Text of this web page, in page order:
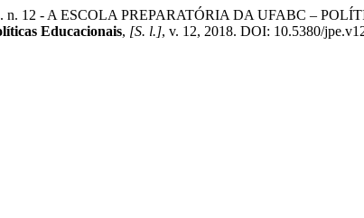
n. 12 - A ESCOLA PREPARATÓRIA DA UFABC –
Educacionais, [S. l.], v. 12, 2018. DOI: 10.5380/